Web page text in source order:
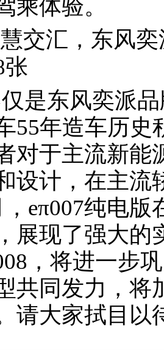
乘体验。
仅是东风奕派
55年造车历史
对于主流新能
设计，在主流
eπ007纯电
展现了强大的
，将进一步
共同发力，将
请大家拭目以